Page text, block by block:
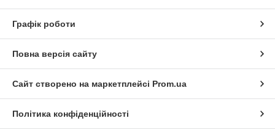
Графік роботи
Повна версія сайту
Сайт створено на маркетплейсі Prom.ua
Політика конфіденційності